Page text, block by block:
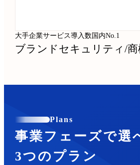
大手企業サービス導入数国内No.1
ブランドセキュリティ/
Plans
事業フェーズで選
3つのプラン